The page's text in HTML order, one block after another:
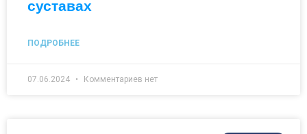
суставах
ПОДРОБНЕЕ
07.06.2024 Комментариев нет